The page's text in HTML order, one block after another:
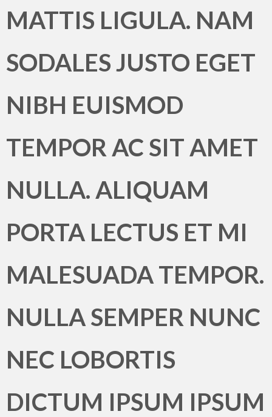
MATTIS LIGULA. NAM
SODALES JUSTO EGET
NIBH EUISMOD
TEMPOR AC SIT AMET
NULLA. ALIQUAM
PORTA LECTUS ET MI
MALESUADA TEMPOR.
NULLA SEMPER NUNC
NEC LOBORTIS
DICTUM IPSUM IPSUM